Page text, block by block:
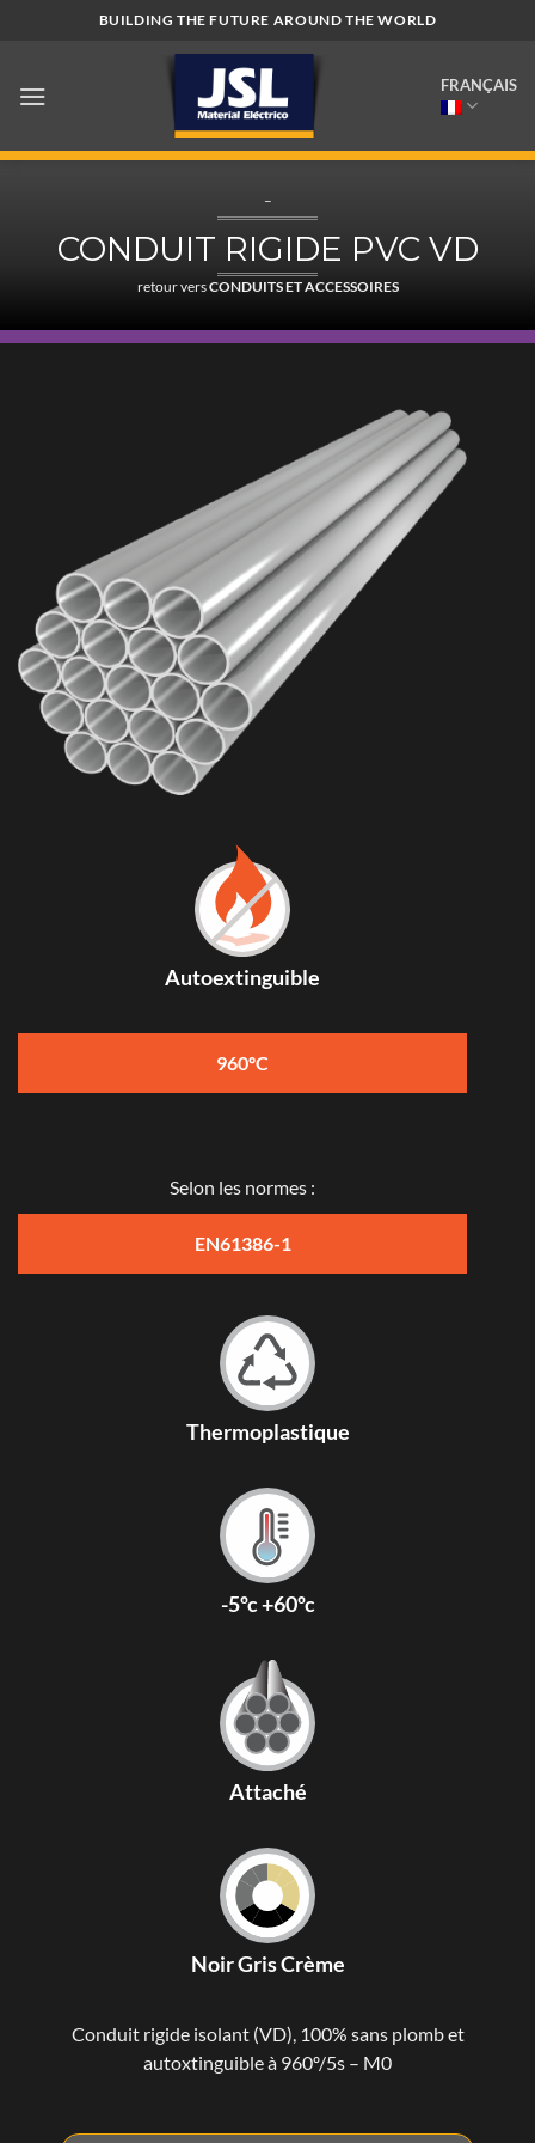
BUILDING THE FUTURE AROUND THE WORLD
FRANÇAIS
–
CONDUIT RIGIDE PVC VD
retour versCONDUITS ET ACCESSOIRES
Autoextinguible
960ºC
Selon les normes :
EN61386-1
Thermoplastique
-5ºc +60ºc
Attaché
Noir Gris Crème
Conduit rigide isolant (VD), 100% sans plomb et
autoxtinguible à 960º/5s – M0